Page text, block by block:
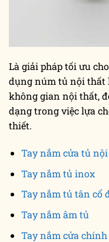
Là giải pháp tối ưu
dụng núm tủ nội thất
không gian nội thất,
dạng trong việc lựa
thiết.
Tay nắm cửa tủ
Tay nắm tủ inox
Tay nắm tủ tân cổ
Tay nắm âm tủ
Tay nắm cửa chính